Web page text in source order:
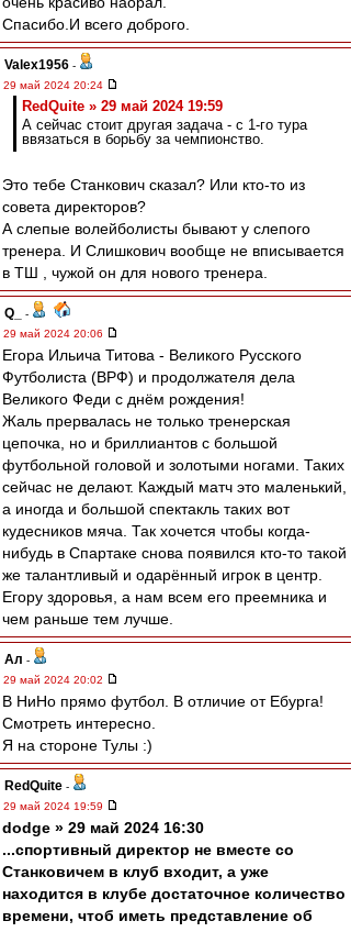
Спасибо.И всего доброго.
Valex1956 -
29 май 2024 20:24
RedQuite » 29 май 2024 19:59
А сейчас стоит другая задача - с 1-го тура
ввязаться в борьбу за чемпионство.
Это тебе Станкович сказал? Или кто-то из
совета директоров?
А слепые волейболисты бывают у слепого
тренера. И Слишкович вообще не вписывается
в ТШ , чужой он для нового тренера.
Q_
-
29 май 2024 20:06
Егора Ильича Титова - Великого Русского
Футболиста (ВРФ) и продолжателя дела
Великого Феди с днём рождения!
Жаль прервалась не только тренерская
цепочка, но и бриллиантов с большой
футбольной головой и золотыми ногами. Таких
сейчас не делают. Каждый матч это маленький,
а иногда и большой спектакль таких вот
кудесников мяча. Так хочется чтобы когда-
нибудь в Спартаке снова появился кто-то такой
же талантливый и одарённый игрок в центр.
Егору здоровья, а нам всем его преемника и
чем раньше тем лучше.
Ал -
29 май 2024 20:02
В НиНо прямо футбол. В отличие от Ебурга!
Смотреть интересно.
Я на стороне Тулы :)
RedQuite -
29 май 2024 19:59
dodge » 29 май 2024 16:30
...спортивный директор не вместе со
Станковичем в клуб входит, а уже
находится в клубе достаточное количество
времени, чтоб иметь представление об